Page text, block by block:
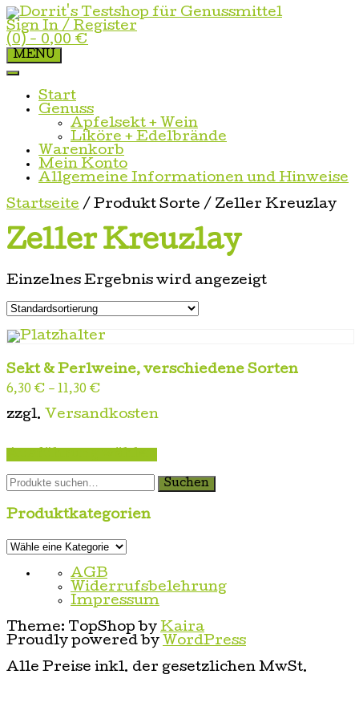
Skip
to
content
Sign In / Register
(0) - 0,00 €
MENU
Start
Genuss
Apfelsekt + Wein
Liköre + Edelbrände
Warenkorb
Mein Konto
Allgemeine Informationen und Hinweise
Startseite / Produkt Sorte / Zeller Kreuzlay
Zeller Kreuzlay
Einzelnes Ergebnis wird angezeigt
Sekt & Perlweine, verschiedene Sorten
6,30 € – 11,30 €
zzgl. Versandkosten
mehrere
Varianten
der
Produktseite
gewählt
werden
Suche
nach:
Suchen
Produktkategorien
AGB
Widerrufsbelehrung
Impressum
Theme: TopShop by Kaira
Proudly powered by WordPress
Alle Preise inkl. der gesetzlichen MwSt.